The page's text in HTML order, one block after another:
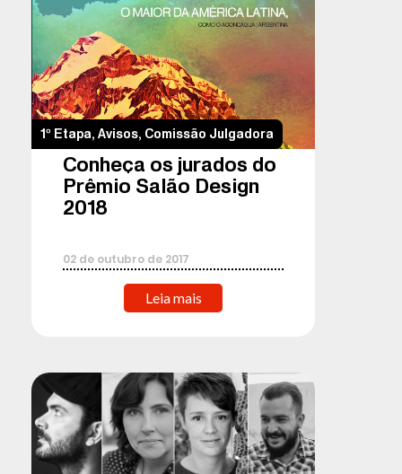
1º Etapa,Avisos, Comissão Julgadora
Conheça os jurados do
Prêmio Salão Design
2018
02 de outubro de 2017
Leia mais